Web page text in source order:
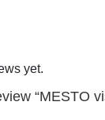
yet.
“MESTO